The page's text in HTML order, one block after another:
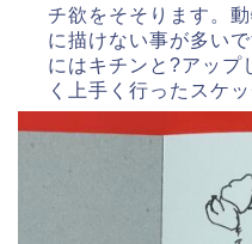
チ欲をそそります。
に描けない事が多い
にはキチンと?アップ
く上手く行ったスケ